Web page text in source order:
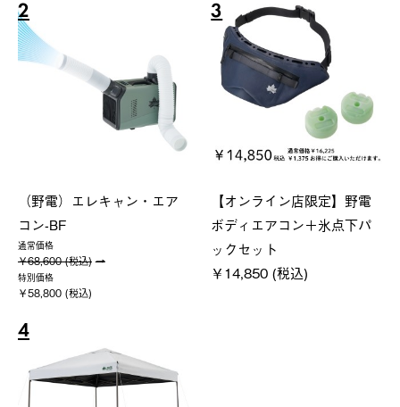
2
（野電）エレキャン・エア
コン-BF
通常価格
￥68,600 (税込)
特別価格
￥58,800 (税込)
3
【オンライン店限定】野電
ボディエアコン＋氷点下パ
ックセット
￥14,850 (税込)
4